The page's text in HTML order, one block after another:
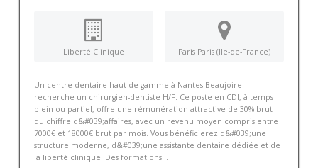
Liberté Clinique Paris Paris (Ile-de-France)
Un centre dentaire haut de gamme à Nantes Beaujoire
recherche un chirurgien-dentiste H/F. Ce poste en CDI, à temps
plein ou partiel, offre une rémunération attractive de 30% brut
du chiffre d&#039;affaires, avec un revenu moyen compris entre
7000€ et 18000€ brut par mois. Vous bénéficierez d&#039;une
structure moderne, d&#039;une assistante dentaire dédiée et de
la liberté clinique. Des formations...